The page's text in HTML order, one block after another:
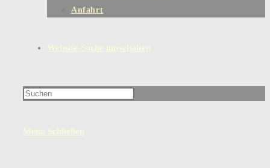
Anfahrt